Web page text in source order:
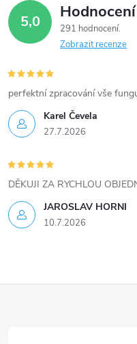
d
a
c
í
p
r
v
k
y
ý
5,0
291 hodnocení
Zobrazit recenze
Karel Čevela
27.7.2026
perfektní zpracování vše
JAROSLAV HORNI
10.7.2026
DĚKUJI ZA RYCHLOU